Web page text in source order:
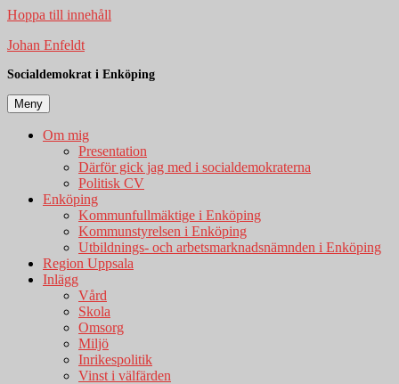
Hoppa till innehåll
Johan Enfeldt
Socialdemokrat i Enköping
Meny
Om mig
Presentation
Därför gick jag med i socialdemokraterna
Politisk CV
Enköping
Kommunfullmäktige i Enköping
Kommunstyrelsen i Enköping
Utbildnings- och arbetsmarknadsnämnden i Enköping
Region Uppsala
Inlägg
Vård
Skola
Omsorg
Miljö
Inrikespolitik
Vinst i välfärden